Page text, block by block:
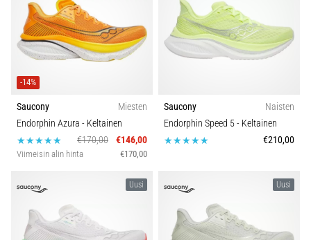
-14%
Saucony
Miesten
Endorphin Azura - Keltainen
€170,00
€146,00
Viimeisin alin hinta €170,00
Saucony
Naisten
Endorphin Speed 5- Keltainen
€210,00
Uusi Uusi